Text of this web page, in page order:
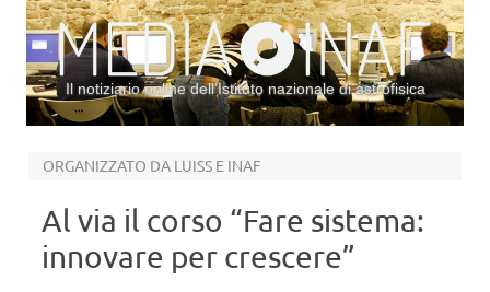
Il notiziario online dell’Istituto nazionale di astrofisica
ORGANIZZATO DA LUISS E INAF
Al via il corso “Fare sistema:
innovare per crescere”